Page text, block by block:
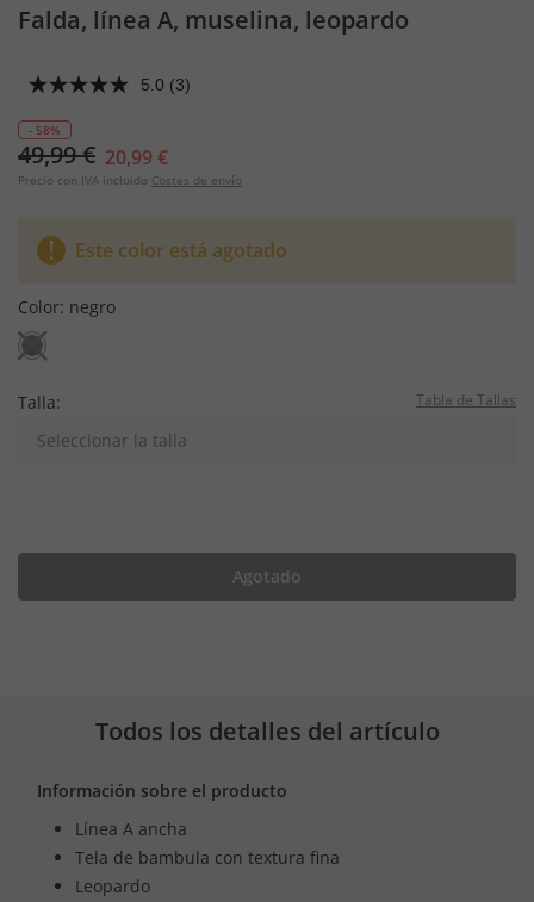
Falda, línea A, muselina, leopardo
5.0 (3)
- 58%
49,99 € 20,99 €
Precio con IVA incluido Costes de envío
Este color está agotado
Color: negro
Talla: Tabla de Tallas
Seleccionar la talla
Agotado
Todos los detalles del artículo
Información sobre el producto
Línea A ancha
Tela de bambula con textura fina
Leopardo